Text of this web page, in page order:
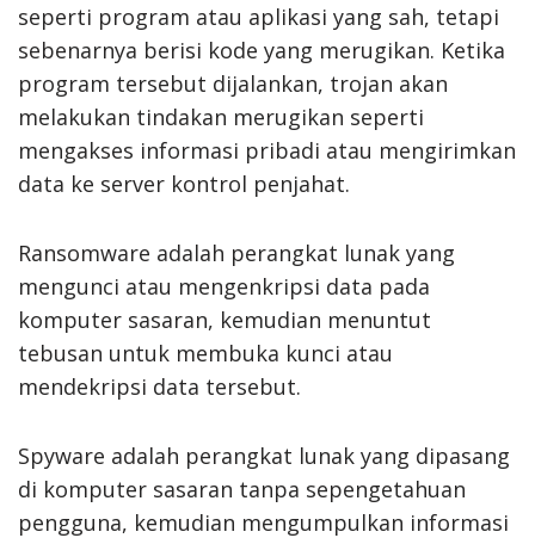
seperti program atau aplikasi yang sah, tetapi
sebenarnya berisi kode yang merugikan. Ketika
program tersebut dijalankan, trojan akan
melakukan tindakan merugikan seperti
mengakses informasi pribadi atau mengirimkan
data ke server kontrol penjahat.
Ransomware adalah perangkat lunak yang
mengunci atau mengenkripsi data pada
komputer sasaran, kemudian menuntut
tebusan untuk membuka kunci atau
mendekripsi data tersebut.
Spyware adalah perangkat lunak yang dipasang
di komputer sasaran tanpa sepengetahuan
pengguna, kemudian mengumpulkan informasi